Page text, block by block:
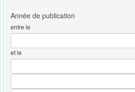
entre le
et le